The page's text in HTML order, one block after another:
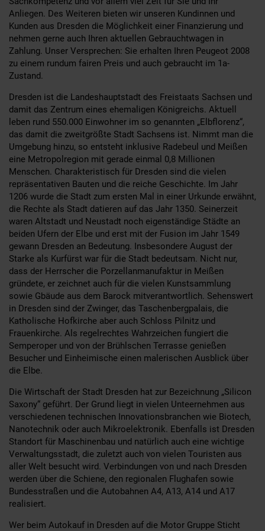
Anliegen. Des Weiteren bieten wir unseren Kundinnen und
Kunden aus Dresden die Möglichkeit einer Finanzierung und
nehmen gerne auch Ihren aktuellen Gebrauchtwagen in
Zahlung. Unser Versprechen: Sie erhalten Ihren Peugeot 2008
zu einem rundum fairen Preis und auch gebraucht im 1a-
Zustand.
Dresden ist die Landeshauptstadt des Freistaats Sachsen und
damit das Zentrum eines ehemaligen Königreichs. Aktuell
leben rund 550.000 Einwohner im so genannten „Elbflorenz“,
das damit die zweitgrößte Stadt Sachsens ist. Nimmt man die
Umgebung hinzu, so entsteht inklusive Radebeul und Meißen
eine Metropolregion mit gerade einmal 0,8 Millionen
Menschen. Charakteristisch für Dresden sind die vielen
repräsentativen Bauten und die reiche Geschichte. Im Jahr
1206 wurde die Stadt zum ersten Mal in einer Urkunde erwähnt,
die Rechte als Stadt datieren auf das Jahr 1350. Seinerzeit
waren Altstadt und Neustadt noch eigenständige Städte an
beiden Ufern der Elbe und erst mit der Fusion im Jahr 1549
gewann Dresden an Bedeutung. Insbesondere August der
Starke als Kurfürst war für die Stadt bedeutsam. Nicht nur,
dass der Herrscher die Porzellanmanufaktur in Meißen
gründete, er zeichnet auch für die vielen Kunstsammlung
sowie Gbäude aus dem Barock mitverantwortlich. Sehenswert
in Dresden sind der Zwinger, das Taschenbergpalais, die
Katholische Hofkirche aber auch Schloss Pilnitz und
Frauenkirche. Als regelrechtes Wahrzeichen fungiert die
Semperoper und von der Brühlschen Terrasse genießen
Besucher und Einheimische einen malerischen Ausblick über
die Elbe.
Die Wirtschaft der Stadt Dresden hat zur Bezeichnung „Silicon
Saxony“ geführt. Der Grund liegt in vielen Unteernehmen aus
verschiedenen technischen Innovationsbranchen wie Biotech,
Nanotechnik oder auch Mikroelektronik. Ebenfalls ist Dresden
Standort für Maschinenbau und natürlich auch eine wichtige
Verwaltungsstadt, die zuletzt auch von vielen Touristen aus
aller Welt besucht wird. Verbindungen von und nach Dresden
werden über die Schiene, den regionalen Flughafen sowie
Bundesstraßen und die Autobahnen A4, A13, A14 und A17
realisiert.
Wer beim Autokauf in Dresden auf die Motor Gruppe Sticht